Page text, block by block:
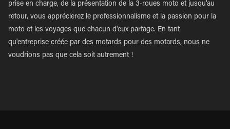
prise en charge, de la présentation de la 3-roues moto et jusqu'au
retour, vous apprécierez le professionnalisme et la passion pour la
moto et les voyages que chacun d'eux partage. En tant
qu'entreprise créée par des motards pour des motards, nous ne
voudrions pas que cela soit autrement !